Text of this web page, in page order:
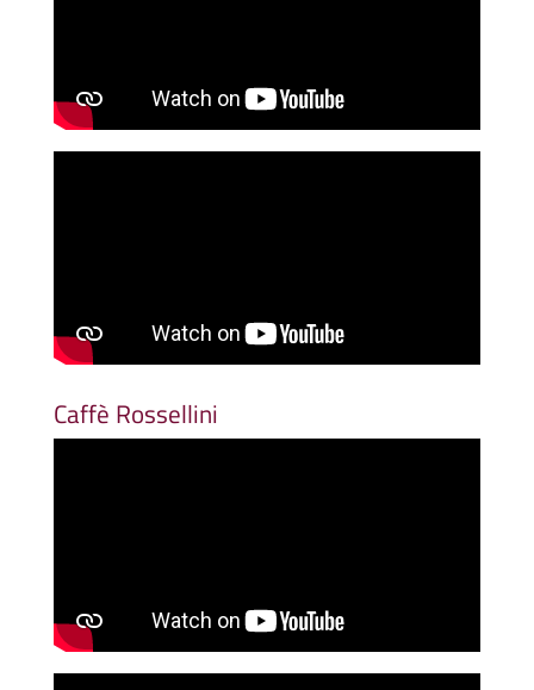
Caffè Rossellini